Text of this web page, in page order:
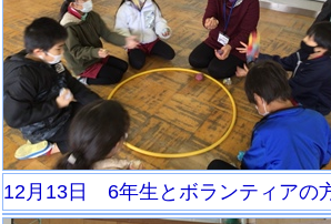
12月13日 6年生とボランティアの